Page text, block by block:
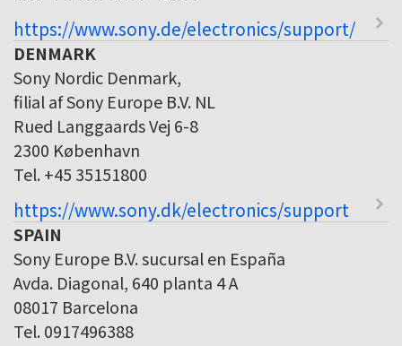
https://www.sony.de/electronics/support/
DENMARK
Sony Nordic Denmark,
filial af Sony Europe B.V. NL
Rued Langgaards Vej 6-8
2300 København
Tel. +45 35151800
https://www.sony.dk/electronics/support
SPAIN
Sony Europe B.V. sucursal en España
Avda. Diagonal, 640 planta 4 A
08017 Barcelona
Tel. 0917496388